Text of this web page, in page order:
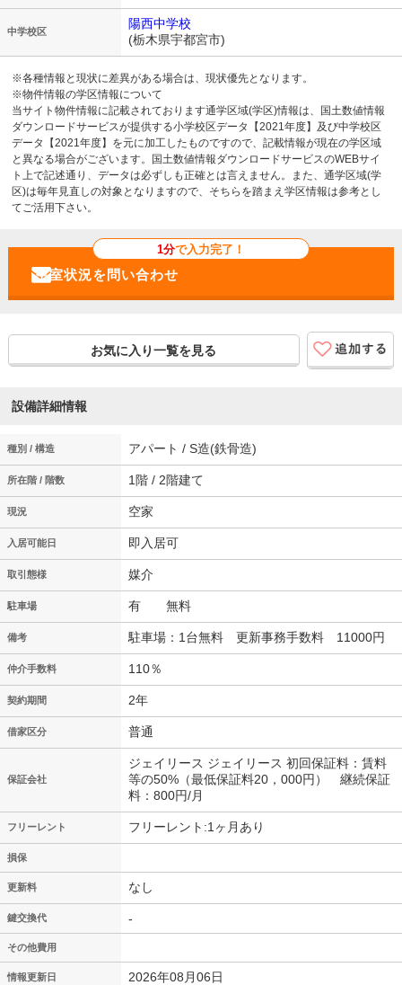
中学校区
陽西中学校
(栃木県宇都宮市)
※各種情報と現状に差異がある場合は、現状優先となります。
※物件情報の学区情報について
当サイト物件情報に記載されております通学区域(学区)情報は、国土数値情報
ダウンロードサービスが提供する小学校区データ【2021年度】及び中学校区
データ【2021年度】を元に加工したものですので、記載情報が現在の学区域
と異なる場合がございます。国土数値情報ダウンロードサービスのWEBサイ
ト上で記述通り、データは必ずしも正確とは言えません。また、通学区域(学
区)は毎年見直しの対象となりますので、そちらを踏まえ学区情報は参考とし
てご活用下さい。
1分で入力完了！
お気に入り一覧を見る
設備詳細情報
種別 / 構造 アパート / S造(鉄骨造)
所在階 / 階数 1階 / 2階建て
現況 空家
入居可能日 即入居可
取引態様 媒介
駐車場 有 無料
備考 駐車場：1台無料 更新事務手数料 11000円
仲介手数料 110％
契約期間 2年
借家区分 普通
保証会社
ジェイリース ジェイリース 初回保証料：賃料
等の50%（最低保証料20，000円） 継続保証
料：800円/月
フリーレント フリーレント:1ヶ月あり
損保
更新料 なし
鍵交換代 -
その他費用
情報更新日 2026年08月06日